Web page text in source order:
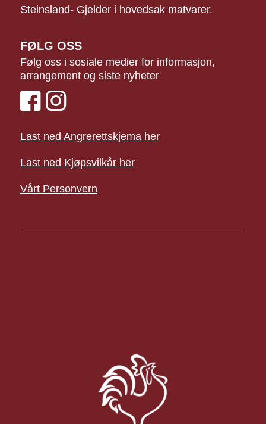
Steinsland- Gjelder i hovedsak matvarer.
FØLG OSS
Følg oss i sosiale medier for informasjon,
arrangement og siste nyheter
Last ned Angrerettskjema her
Last ned Kjøpsvilkår her
Vårt Personvern